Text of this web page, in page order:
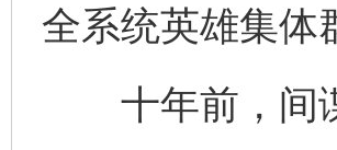
全系统英雄集体
十年前，间谍